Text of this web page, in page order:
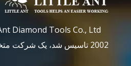
2002 تاسیس شد، یک شرکت